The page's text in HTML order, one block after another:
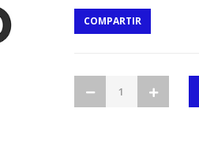
COMPARTIR